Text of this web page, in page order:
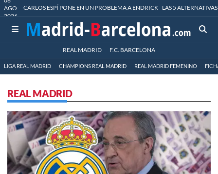
AGO
2026
CARLOS ESPÍ PONE EN UN PROBLEMA A ENDRICK LAS 5
REAL MADRID F.C. BARCELONA
LIGA REAL MADRID CHAMPIONS REAL MADRID REAL MADRID FEMENINO
REAL MADRID